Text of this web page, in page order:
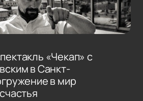
«Чекап» с
в Санкт-
в мир